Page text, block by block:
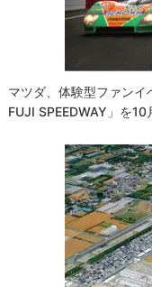
マツダ、体験型ファン
FUJI SPEEDWAY」を